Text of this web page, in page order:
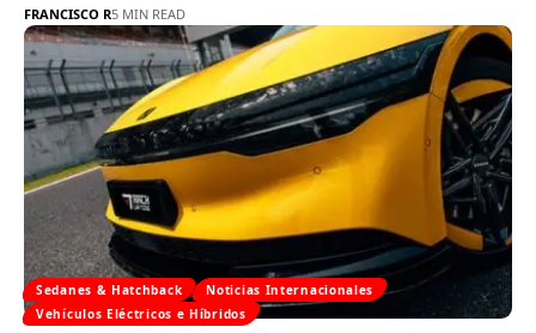
FRANCISCO R5 MIN READ
Sedanes & Hatchback
Noticias Internacionales
Vehículos Eléctricos e Híbridos